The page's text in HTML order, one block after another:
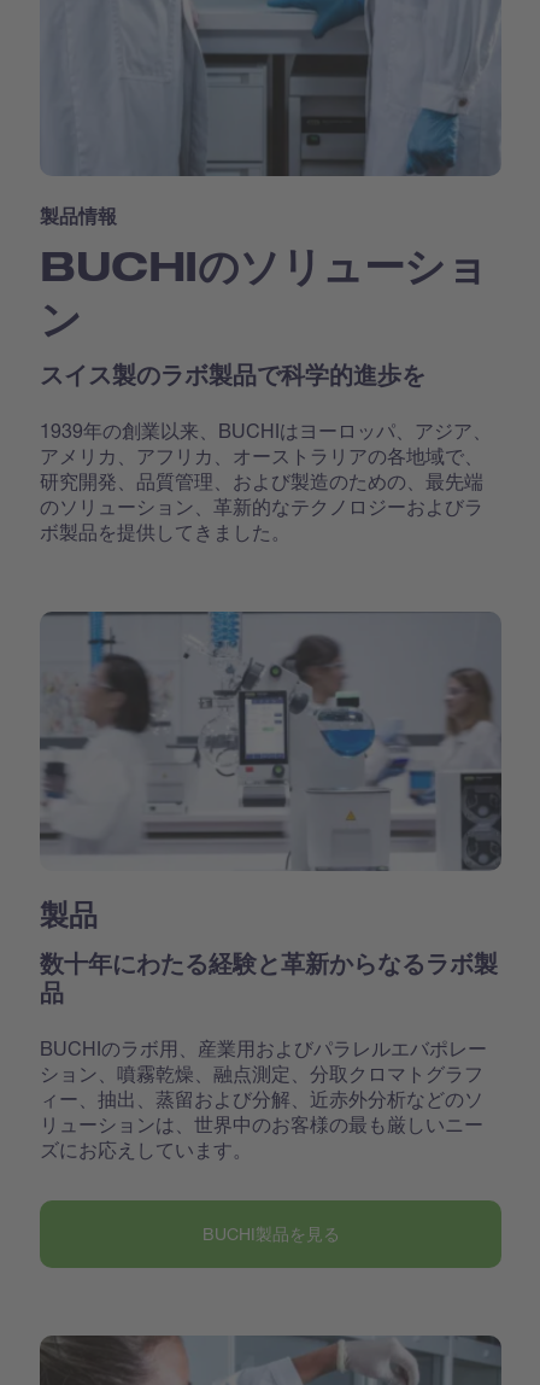
製品情報
BUCHIのソリューショ
ン
スイス製のラボ製品で科学的進歩を
1939年の創業以来、BUCHIはヨーロッパ、アジア、
アメリカ、アフリカ、オーストラリアの各地域で、
研究開発、品質管理、および製造のための、最先端
のソリューション、革新的なテクノロジーおよびラ
ボ製品を提供してきました。
製品
数十年にわたる経験と革新からなるラボ製
品
BUCHIのラボ用、産業用およびパラレルエバポレー
ション、噴霧乾燥、融点測定、分取クロマトグラフ
ィー、抽出、蒸留および分解、近赤外分析などのソ
リューションは、世界中のお客様の最も厳しいニー
ズにお応えしています。
BUCHI製品を見る